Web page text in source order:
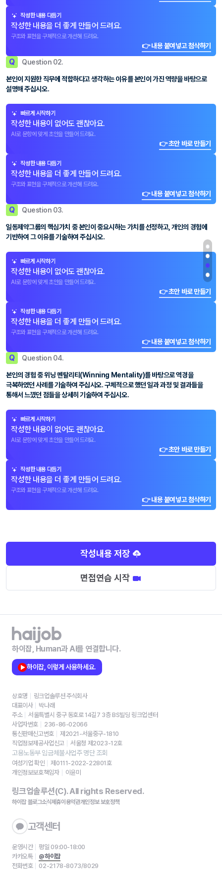
작성한 내용 다듬기
작성한 내용을 더 좋게 만들어 드려요.
구조와 표현을 구체적으로 개선해 드려요.
👉 내용 붙여넣고 첨삭하기
Q Question 02.
본인이 지원한 직무에 적합하다고 생각하는 이유를 본인이 가진 역량을 바탕으로
설명해 주십시오.
빠르게 시작하기
작성한 내용이 없어도 괜찮아요.
AI로 문항에 맞게 초안을 만들어 드려요.
👉 초안 바로 만들기
작성한 내용 다듬기
작성한 내용을 더 좋게 만들어 드려요.
구조와 표현을 구체적으로 개선해 드려요.
👉 내용 붙여넣고 첨삭하기
Q Question 03.
일동제약그룹의 핵심가치 중 본인이 중요시하는 가치를 선정하고, 개인의 경험에
기반하여 그 이유를 기술하여 주십시오.
빠르게 시작하기
작성한 내용이 없어도 괜찮아요.
AI로 문항에 맞게 초안을 만들어 드려요.
👉 초안 바로 만들기
작성한 내용 다듬기
작성한 내용을 더 좋게 만들어 드려요.
구조와 표현을 구체적으로 개선해 드려요.
👉 내용 붙여넣고 첨삭하기
Q Question 04.
본인의 경험 중 위닝 멘탈리티(Winning Mentality)를 바탕으로 역경을
극복하였던 사례를 기술하여 주십시오. 구체적으로 했던 일과 과정 및 결과들을
통해서 느꼈던 점들을 상세히 기술하여 주십시오.
빠르게 시작하기
작성한 내용이 없어도 괜찮아요.
AI로 문항에 맞게 초안을 만들어 드려요.
👉 초안 바로 만들기
작성한 내용 다듬기
작성한 내용을 더 좋게 만들어 드려요.
구조와 표현을 구체적으로 개선해 드려요.
👉 내용 붙여넣고 첨삭하기
작성내용 저장
면접연습 시작
하이잡, Human과 AI를 연결합니다.
하이잡, 이렇게 사용하세요.
상호명
링크업솔루션 주식회사
대표이사
박나래
주소
서울특별시 중구 동호로 14길7 3층 BS빌딩 링크업센터
사업자번호
236-86-02066
통신판매신고번호
제2021-서울중구-1810
직업정보제공사업신고
서울청 제2023-12호
고용노동부 임금체불사업주 명단 조회
여성기업 확인
제0111-2022-22801호
개인정보보호책임자
이윤미
링크업솔루션(C). All rights Reserved.
하이잡 블로그소식제휴이용약관개인정보 보호정책
고객센터
운영시간
평일 09:00-18:00
카카오톡
@하이잡
전화번호
02-2178-8073/8029